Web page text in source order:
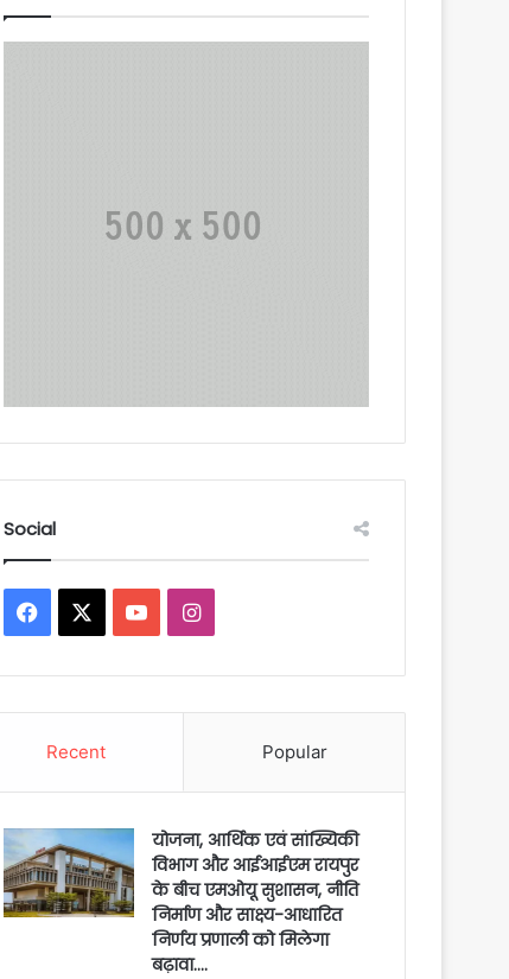
Social
Facebook YouTubeInstagram
Recent Popular
योजना, आर्थिक एवं सांख्यिकी
विभाग और आईआईएम रायपुर
के बीच एमओयू सुशासन, नीति
निर्माण और साक्ष्य-आधारित
निर्णय प्रणाली को मिलेगा
बढ़ावा….